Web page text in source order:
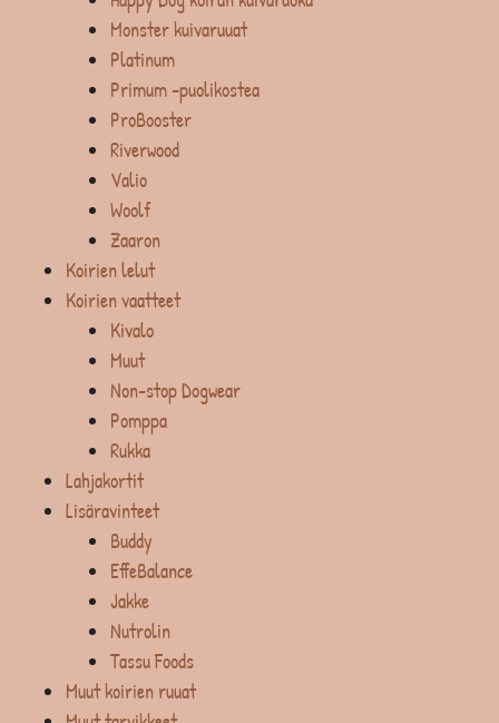
Monster kuivaruuat
Platinum
Primum -puolikostea
ProBooster
Riverwood
Valio
Woolf
Zaaron
Koirien lelut
Koirien vaatteet
Kivalo
Muut
Non-stop Dogwear
Pomppa
Rukka
Lahjakortit
Lisäravinteet
Buddy
EffeBalance
Jakke
Nutrolin
Tassu Foods
Muut koirien ruuat